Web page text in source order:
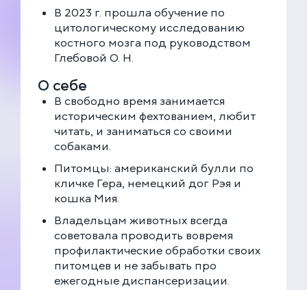
В 2023 г. прошла обучение по
цитологическому исследованию
костного мозга под руководством
Глебовой О. Н.
О себе
В свободно время занимается
историческим фехтованием, любит
читать, и заниматься со своими
собаками.
Питомцы: американский булли по
кличке Гера, немецкий дог Рэя и
кошка Мия.
Владельцам животных всегда
советовала проводить вовремя
профилактические обработки своих
питомцев и не забывать про
ежегодные диспансеризации.